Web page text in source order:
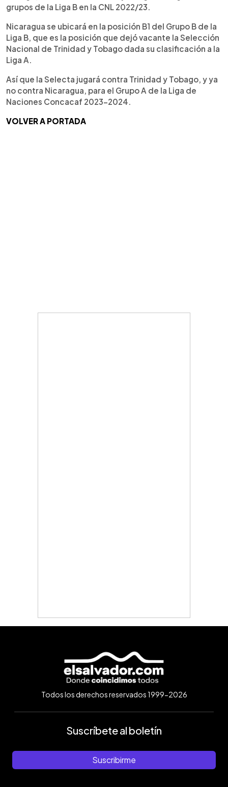
grupos de la Liga B en la CNL 2022/23.
Nicaragua se ubicará en la posición B1 del Grupo B de la
Liga B, que es la posición que dejó vacante la Selección
Nacional de Trinidad y Tobago dada su clasificación a la
Liga A.
Así que la Selecta jugará contra Trinidad y Tobago, y ya
no contra Nicaragua, para el Grupo A de la Liga de
Naciones Concacaf 2023-2024.
VOLVER A PORTADA
Todos los derechos reservados 1999-2026
Suscríbete al boletín
Suscribirme